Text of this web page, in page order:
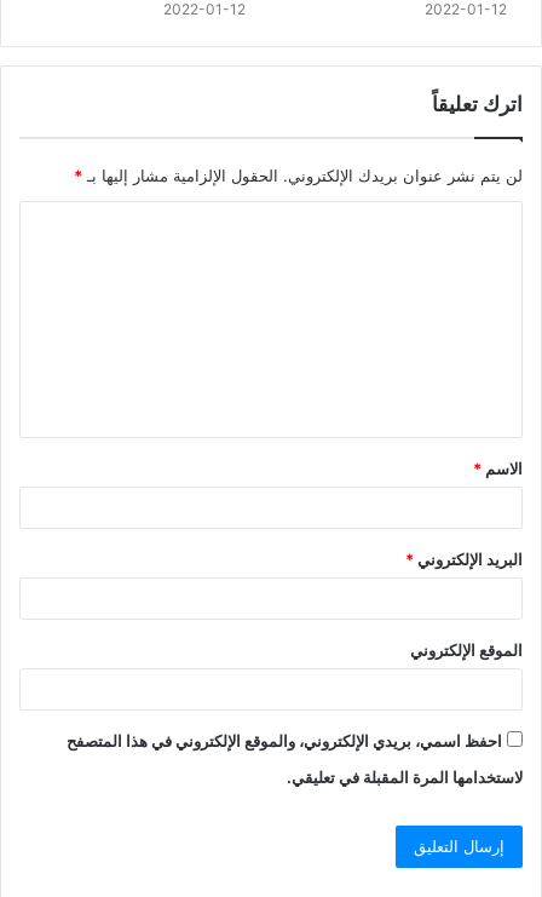
2022-01-12
2022-01-12
اترك تعليقاً
لن يتم نشر عنوان بريدك الإلكتروني. الحقول الإلزامية مشار إليها بـ *
الاسم *
البريد الإلكتروني*
الموقع الإلكتروني
احفظ اسمي، بريدي الإلكتروني، والموقع الإلكتروني في هذا المتصفح
لاستخدامها المرة المقبلة في تعليقي.